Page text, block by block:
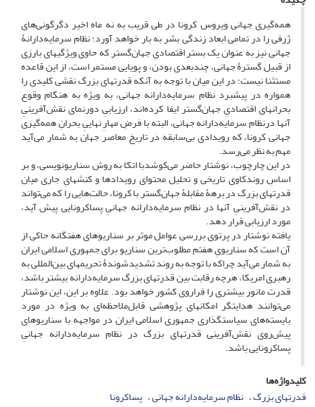
همه‌گیری جهانی ویروس کرونا در طی قریب به نه ماه اخیر دگرگونی‌های
ژرفی را در تمامی ابعاد زندگی بشر به بار خواهد آورد؛ نظام سرمایه‌دارانۀ
جهانی نیز به عنوان یک بستر اقتصادیِ جهان‌گستر که حاوی ویژگیهای بارزی
از قبیل گسترۀ جهانی، چندبعدی بودن، و پویایی مستمر است، از این قاعده
مستثنا نیست؛ در این میان با توجه به آنکه قدرتهای بزرگ نقشی کلیدی را
همواره در پیشبرد نظام سرمایه‌دارانه جهانی، به ویژه به هنگام وقوع
بحرانهای اقتصادیِ جهان‌گستر ایفا کرده‌اند، ارزیابیِ دورنمای نقش‌آفرینیِ
آنها درنظام سرمایه‌دارانه جهانی، البته با فرضِ مهارِ نهاییِ بحرانِ همه‌گیری
جهانی کرونا، که رویدادی بی‌سابقه در تاریخ معاصر جهان به شمار می‌آید
مهم به نظر می‌رسد.
در این چارچوب، نوشتار حاضر می‌کوشدبا اتکا به روش سناریونویسی، و بر
اساسِ روندکاوی تاریخی و تحلیل محتوای رویدادها و کنشهایِ جاری میان
قدرتهای بزرگ در برهۀ مقابلۀ جهان‌گستر با کرونا، حالت‌هایی را که می‌تواند
در نقش‌آفرینیِ آنها در نظام سرمایه‌دارانه جهانیِ پساکرونایی پیش آید،
مورد ارزیابی قرار دهد.
یافته نوشتار در پرتوی بررسی عوامل موثر بر سناریوهای هفتگانه حاکی از
آن است که سناریویِ هفتم مطلوب‌ترین سناریو برای جمهوری اسلامی ایران
به شمار می‌آید چراکه با توجه به روند تشدیدشوندۀ تحریمهای بین‌المللی به
رهبری امریکا، هرچه رقابت بین قدرتهای بزرگ سرمایه‌دارانه بیشتر باشد،
قدرت مانور بیشتری را فراروی کشور خواهد بود. علاوه بر این، این نوشتار
می‌توانند هدایتگر امکانهای پژوهشی قابل‌ملاحظه‌ای به ویژه در مورد
بایسته‌های سیاستگذاری جمهوری اسلامی ایران در مواجهه با سناریوهای
پیش‌روی نقش‌آفرینی قدرتهای بزرگ در نظام سرمایه‌دارانه جهانیِ
پساکرونایی باشد.
کلیدواژه‌ها
قدرتهای بزرگ نظام سرمایه‌دارانه جهانی پساکرونا